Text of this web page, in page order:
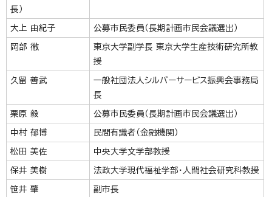
長）
大上 由紀子 公募市民委員（長期計画市民会議選出）
岡部 徹
東京大学副学長 東京大学生産技術研究所教
授
久留 善武
一般社団法人シルバーサービス振興会事務局
長
栗原 毅 公募市民委員（長期計画市民会議選出）
中村 郁博 民間有識者（金融機関）
松田 美佐 中央大学文学部教授
保井 美樹 法政大学現代福祉学部・人間社会研究科教授
笹井 肇 副市長